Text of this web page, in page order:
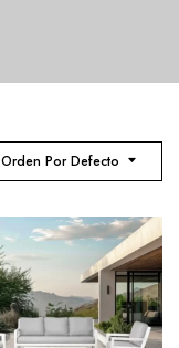
Orden Por Defecto